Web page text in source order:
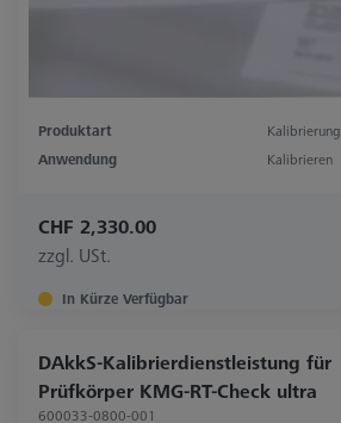
Produktart
Kalibrierung
Anwendung
Kalibrieren
CHF 2,330.00
zzgl. USt.
In Kürze Verfügbar
DAkkS-Kalibrierdienstleistung für
Prüfkörper KMG-RT-Check ultra
600033-0800-001